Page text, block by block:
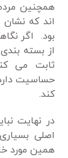
همچنین
اند که
بود. اگر
از بسته
ثابت می
حساسیت
کند.
در نهایت
اصلی
همین مورد